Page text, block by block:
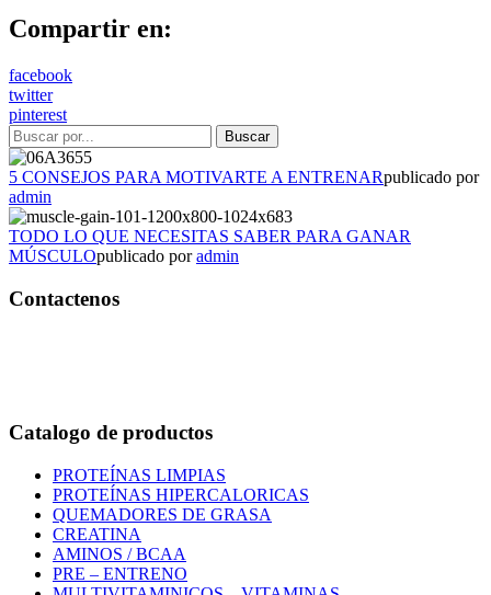
Compartir en:
facebook
twitter
pinterest
5 CONSEJOS PARA MOTIVARTE A ENTRENARpublicado por
admin
TODO LO QUE NECESITAS SABER PARA GANAR
MÚSCULOpublicado poradmin
Contactenos
Catalogo de productos
PROTEÍNAS LIMPIAS
PROTEÍNAS HIPERCALORICAS
QUEMADORES DE GRASA
CREATINA
AMINOS / BCAA
PRE – ENTRENO